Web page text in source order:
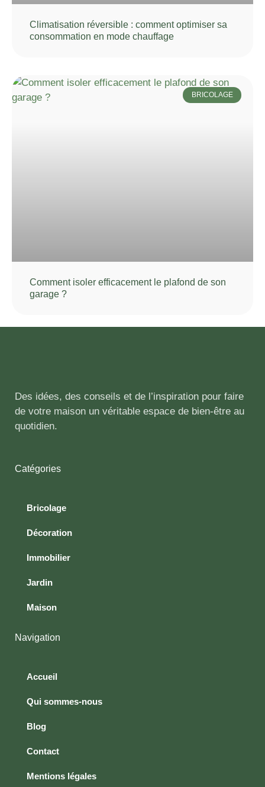
Climatisation réversible : comment optimiser sa
consommation en mode chauffage
BRICOLAGE
Comment isoler efficacement le plafond de son
garage ?
Des idées, des conseils et de l’inspiration pour faire
de votre maison un véritable espace de bien-être au
quotidien.
Catégories
Bricolage
Décoration
Immobilier
Jardin
Maison
Navigation
Accueil
Qui sommes-nous
Blog
Contact
Mentions légales